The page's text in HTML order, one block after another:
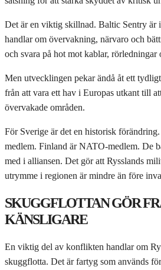
Det är en viktig skillnad. Baltic Sentry är
handlar om övervakning, närvaro och
och svara på hot mot kablar, rörledningar
Men utvecklingen pekar ändå åt ett
från att vara ett hav i Europas utkant till
övervakade områden.
För Sverige är det en historisk
medlem. Finland är NATO-medlem. De
med i alliansen. Det gör att Rysslands
utrymme i regionen är mindre än före
SKUGGFLOTTAN GÖR
KÄNSLIGARE
En viktig del av konflikten handlar om
skuggflotta. Det är fartyg som används